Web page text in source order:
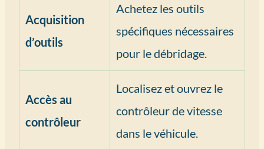
Acquisition
d’outils
Achetez les outils
spécifiques nécessaires
pour le débridage.
Accès au
contrôleur
Localisez et ouvrez le
contrôleur de vitesse
dans le véhicule.